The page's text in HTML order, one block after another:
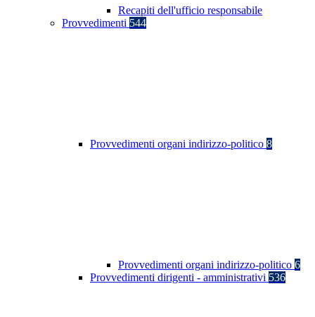
Recapiti dell'ufficio responsabile
Provvedimenti 544
Provvedimenti organi indirizzo-politico 8
Provvedimenti organi indirizzo-politico 6
Provvedimenti dirigenti - amministrativi 536